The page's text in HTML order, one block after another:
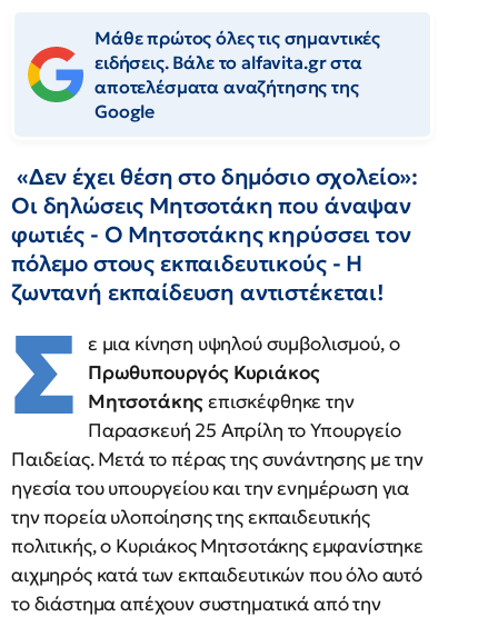
Μάθε πρώτος όλες τις σημαντικές
ειδήσεις. Βάλε το alfavita.gr στα
αποτελέσματα αναζήτησης της
Google
«Δεν έχει θέση στο δημόσιο σχολείο»:
Οι δηλώσεις Μητσοτάκη που άναψαν
φωτιές - Ο Μητσοτάκης κηρύσσει τον
πόλεμο στους εκπαιδευτικούς - Η
ζωντανή εκπαίδευση αντιστέκεται!
Σ ε μια κίνηση υψηλού συμβολισμού, ο
Πρωθυπουργός Κυριάκος
Μητσοτάκηςεπισκέφθηκε την
Παρασκευή 25 Απρίλη το Υπουργείο
Παιδείας. Μετά το πέρας της συνάντησης με την
ηγεσία του υπουργείου και την ενημέρωση για
την πορεία υλοποίησης της εκπαιδευτικής
πολιτικής, ο Κυριάκος Μητσοτάκης εμφανίστηκε
αιχμηρός κατά των εκπαιδευτικών που όλο αυτό
το διάστημα απέχουν συστηματικά από την